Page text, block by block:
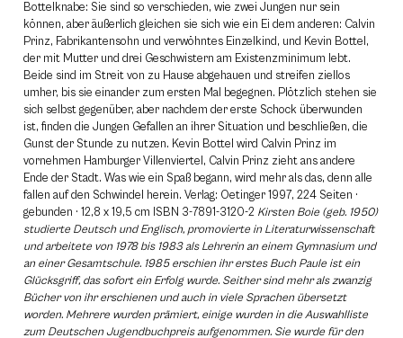
Bottelknabe: Sie sind so verschieden, wie zwei Jungen nur sein
können, aber äußerlich gleichen sie sich wie ein Ei dem anderen: Calvin
Prinz, Fabrikantensohn und verwöhntes Einzelkind, und Kevin Bottel,
der mit Mutter und drei Geschwistern am Existenzminimum lebt.
Beide sind im Streit von zu Hause abgehauen und streifen ziellos
umher, bis sie einander zum ersten Mal begegnen. Plötzlich stehen sie
sich selbst gegenüber, aber nachdem der erste Schock überwunden
ist, finden die Jungen Gefallen an ihrer Situation und beschließen, die
Gunst der Stunde zu nutzen. Kevin Bottel wird Calvin Prinz im
vornehmen Hamburger Villenviertel, Calvin Prinz zieht ans andere
Ende der Stadt. Was wie ein Spaß begann, wird mehr als das, denn alle
fallen auf den Schwindel herein. Verlag: Oetinger 1997, 224 Seiten ·
gebunden · 12,8 x 19,5 cm ISBN 3-7891-3120-2 Kirsten Boie (geb. 1950)
studierte Deutsch und Englisch, promovierte in Literaturwissenschaft
und arbeitete von 1978 bis 1983 als Lehrerin an einem Gymnasium und
an einer Gesamtschule. 1985 erschien ihr erstes Buch Paule ist ein
Glücksgriff, das sofort ein Erfolg wurde. Seither sind mehr als zwanzig
Bücher von ihr erschienen und auch in viele Sprachen übersetzt
worden. Mehrere wurden prämiert, einige wurden in die Auswahlliste
zum Deutschen Jugendbuchpreis aufgenommen. Sie wurde für den